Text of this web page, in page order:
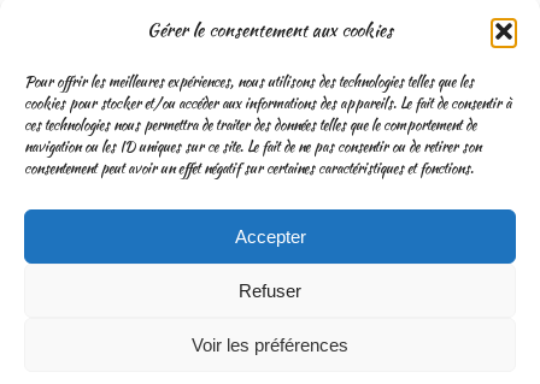
Gérer le consentement aux cookies
Pour offrir les meilleures expériences, nous utilisons des technologies telles que les
cookies pour stocker et/ou accéder aux informations des appareils. Le fait de consentir à
ces technologies nous permettra de traiter des données telles que le comportement de
navigation ou les ID uniques sur ce site. Le fait de ne pas consentir ou de retirer son
consentement peut avoir un effet négatif sur certaines caractéristiques et fonctions.
Accepter
Refuser
Voir les préférences
Nous gardons vos données privées et ne les partageons qu’avec les
tierces parties qui rendent ce service possible.Lisez notre politique de
confidentialité
CGV
Mentions légales & Traitement des données personnelles